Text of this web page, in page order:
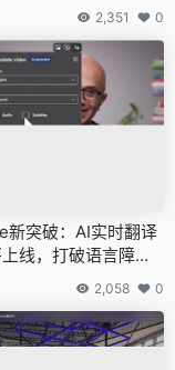
2,351 0
新突破：AI实时翻译
线，打破语言障碍
频内容
2,058 0